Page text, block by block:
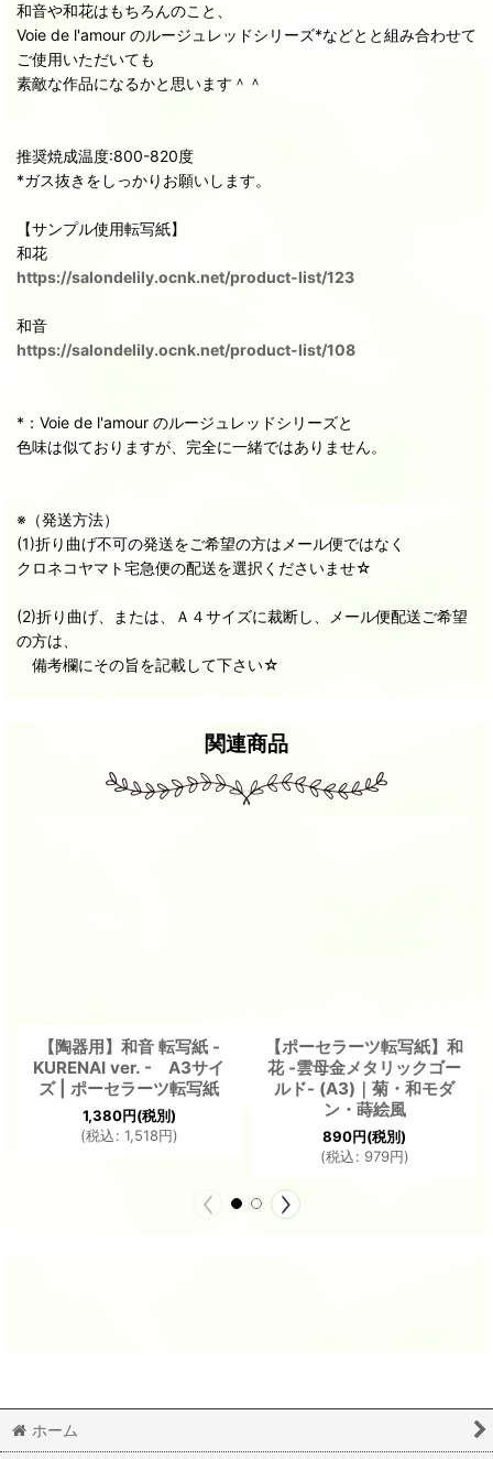
和音や和花はもちろんのこと、
Voie de l'amour のルージュレッドシリーズ*などとと組み合わせて
ご使用いただいても
素敵な作品になるかと思います＾＾
推奨焼成温度:800-820度
*ガス抜きをしっかりお願いします。
【サンプル使用転写紙】
和花
https://salondelily.ocnk.net/product-list/123
和音
https://salondelily.ocnk.net/product-list/108
*：Voie de l'amour のルージュレッドシリーズと
色味は似ておりますが、完全に一緒ではありません。
※（発送方法）
(1)折り曲げ不可の発送をご希望の方はメール便ではなく
クロネコヤマト宅急便の配送を選択くださいませ☆
(2)折り曲げ、または、Ａ４サイズに裁断し、メール便配送ご希望
の方は、
備考欄にその旨を記載して下さい☆
関連商品
【陶器用】和音 転写紙 -
KURENAI ver. - A3サイ
ズ | ポーセラーツ転写紙
1,380円(税別)
(税込: 1,518円)
【ポーセラーツ転写紙】和
花 -雲母金メタリックゴー
ルド- (A3)｜菊・和モダ
ン・蒔絵風
890円(税別)
(税込: 979円)
ホーム